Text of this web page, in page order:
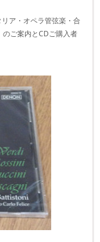
ア・オペラ管弦楽・合
ご案内とCDご購入者